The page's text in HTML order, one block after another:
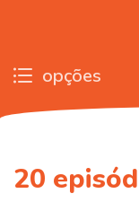
opções
20